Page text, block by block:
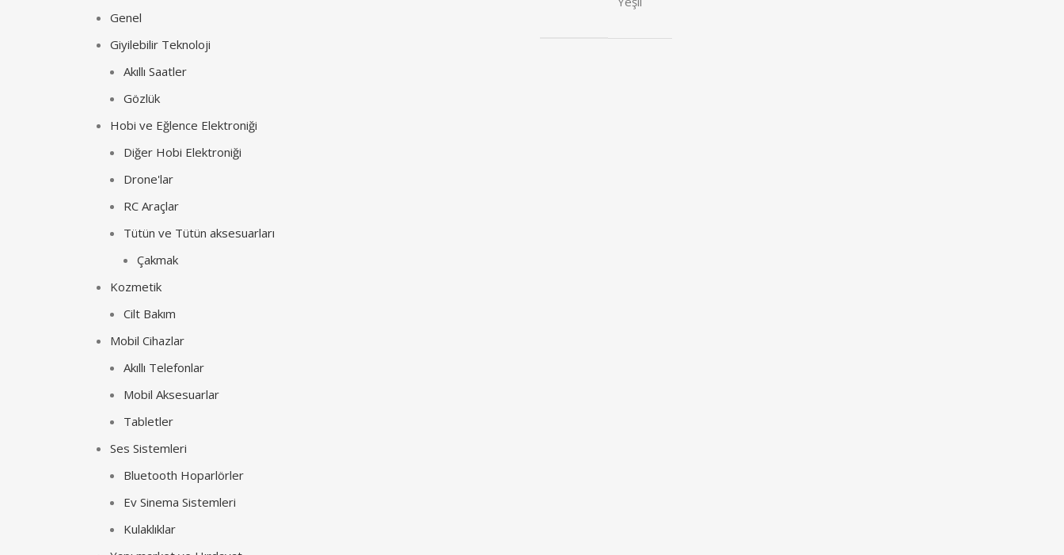
Genel
Giyilebilir Teknoloji
Akıllı Saatler
Gözlük
Hobi ve Eğlence Elektroniği
Diğer Hobi Elektroniği
Drone'lar
RC Araçlar
Tütün ve Tütün aksesuarları
Çakmak
Kozmetik
Cilt Bakım
Mobil Cihazlar
Akıllı Telefonlar
Mobil Aksesuarlar
Tabletler
Ses Sistemleri
Bluetooth Hoparlörler
Ev Sinema Sistemleri
Kulaklıklar